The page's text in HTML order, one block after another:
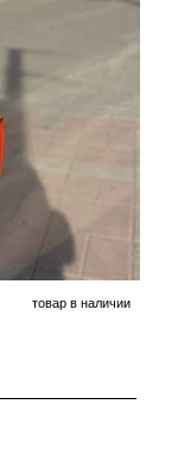
товар в наличии